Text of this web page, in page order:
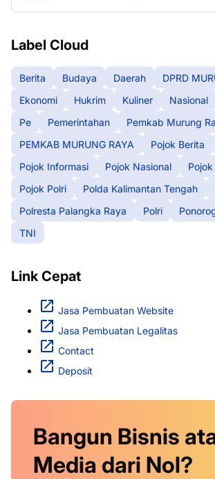
Label Cloud
Berita Budaya Daerah
DPRD
Ekonomi
Hukrim Kuliner Nasional
Pe
Pemerintahan
Pemkab Murung
PEMKAB MURUNG RAYA
Pojok Berita
Pojok Informasi
Pojok Nasional
Pojok Polri
Polda Kalimantan Tengah
Polresta Palangka Raya
Polri
TNI
Link Cepat
Jasa Pembuatan Website
Jasa Pembuatan Legalitas
Contact
Deposit
Bangun Bisnis
Media dari Nol?